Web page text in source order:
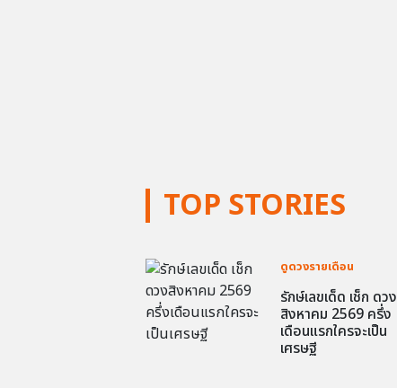
TOP STORIES
ดูดวงรายเดือน
รักษ์เลขเด็ด เช็ก ดวง
สิงหาคม 2569 ครึ่ง
เดือนแรกใครจะเป็น
เศรษฐี